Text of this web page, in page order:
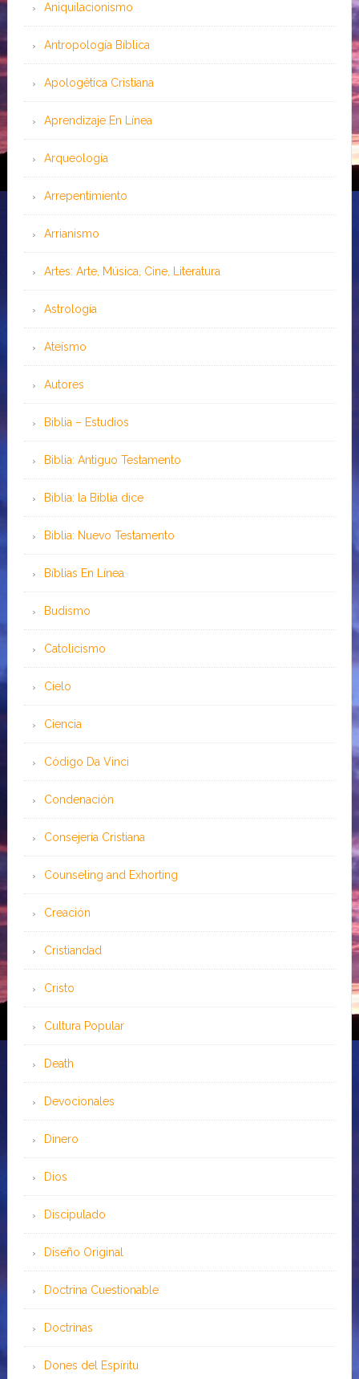
Aniquilacionismo
Antropología Bíblica
Apologética Cristiana
Aprendizaje En Línea
Arqueología
Arrepentimiento
Arrianismo
Artes: Arte, Música, Cine, Literatura
Astrología
Ateísmo
Autores
Biblia – Estudios
Biblia: Antiguo Testamento
Biblia: la Biblia dice
Biblia: Nuevo Testamento
Bíblias En Línea
Budismo
Catolicismo
Cielo
Ciencia
Código Da Vinci
Condenación
Consejería Cristiana
Counseling and Exhorting
Creación
Cristiandad
Cristo
Cultura Popular
Death
Devocionales
Dinero
Dios
Discipulado
Diseño Original
Doctrina Cuestionable
Doctrinas
Dones del Espíritu